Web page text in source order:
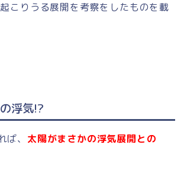
こりうる展開を考察をしたものを載
浮気!?
、 太陽がまさかの浮気展開との